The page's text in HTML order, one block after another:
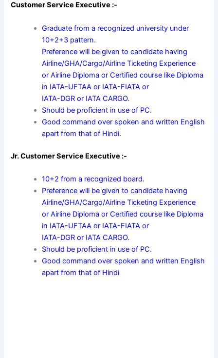
Customer Service Executive :-
Graduate from a recognized university under
10+2+3 pattern.
Preference will be given to candidate having
Airline/GHA/Cargo/Airline Ticketing Experience
or Airline Diploma or Certified course like Diploma
in IATA-UFTAA or IATA-FIATA or
IATA-DGR or IATA CARGO.
Should be proficient in use of PC.
Good command over spoken and written English
apart from that of Hindi.
Jr. Customer Service Executive :-
10+2 from a recognized board.
Preference will be given to candidate having
Airline/GHA/Cargo/Airline Ticketing Experience
or Airline Diploma or Certified course like Diploma
in IATA-UFTAA or IATA-FIATA or
IATA-DGR or IATA CARGO.
Should be proficient in use of PC.
Good command over spoken and written English
apart from that of Hindi